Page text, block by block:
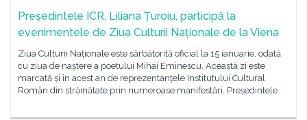
Președintele ICR, Liliana Țuroiu, participă la
evenimentele de Ziua Culturii Naționale de la Viena
Ziua Culturii Naționale este sărbătorită oficial la 15 ianuarie, odată
cu ziua de naștere a poetului Mihai Eminescu. Această zi este
marcată și în acest an de reprezentanțele Institutului Cultural
Român din străinătate prin numeroase manifestări. Președintele